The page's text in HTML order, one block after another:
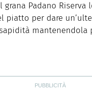
grana Padano Riserva
piatto per dare
mantenendola